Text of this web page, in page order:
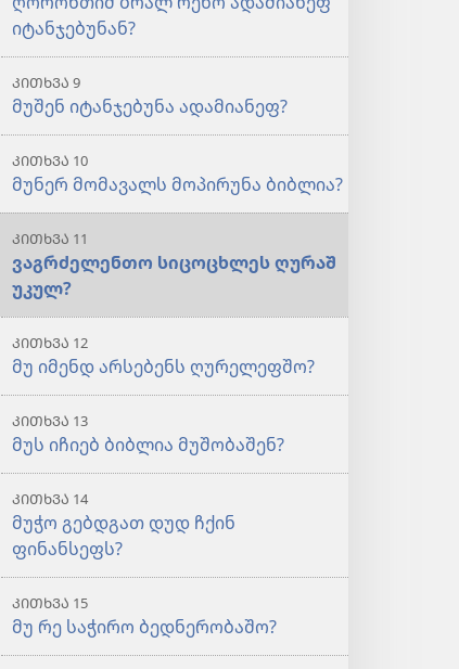
იტანჯებუნან?
ᲙᲘᲗᲮᲕᲐ 9
მუშენ იტანჯებუნა ადამიანეფ?
ᲙᲘᲗᲮᲕᲐ 10
მუნერ მომავალს მოპირუნა ბიბლია?
ᲙᲘᲗᲮᲕᲐ 11
ვაგრძელენთო სიცოცხლეს ღურაშ
უკულ?
ᲙᲘᲗᲮᲕᲐ 12
მუ იმენდ არსებენს ღურელეფშო?
ᲙᲘᲗᲮᲕᲐ 13
მუს იჩიებ ბიბლია მუშობაშენ?
ᲙᲘᲗᲮᲕᲐ 14
მუჭო გებდგათ დუდ ჩქინ
ფინანსეფს?
ᲙᲘᲗᲮᲕᲐ 15
მუ რე საჭირო ბედნერობაშო?